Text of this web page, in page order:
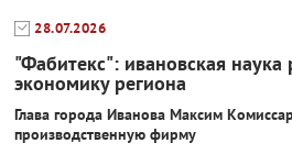
28.07.2026
"Фабитекс": ивановская наука
экономику региона
Глава города Иванова Максим
производственную фирму